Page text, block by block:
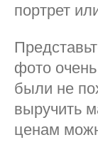
портрет
фото
были не
выручить
ценам